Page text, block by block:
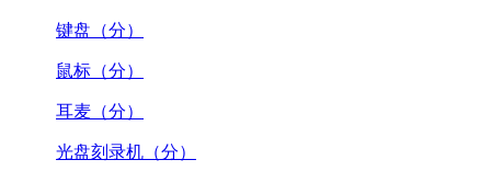
键盘（分）
鼠标（分）
耳麦（分）
光盘刻录机（分）